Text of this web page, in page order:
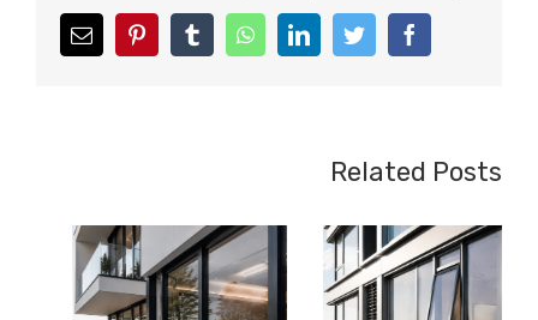
facebook
twitter
linkedin
whatsapp
tumblr
pinterest
Email
Related Posts